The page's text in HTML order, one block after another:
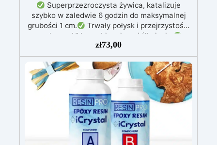
Superprzezroczysta żywica, katalizuje
szybko w zaledwie 6 godzin do maksymalnej
grubości 1 cm.
Trwały połysk i przejrzystość,
z ochroną UV zapobiegającą żółknięciu.
Bezpieczna, certyfikowana BPA Free, bez
rozpuszczalników i bezzapachowa,
wyprodukowana w 100% we Włoszech.
Łatwa
w użyciu (stosunek 2:1) i obróbce, o niskiej
lepkości, co zmniejsza powstawanie
pęcherzyków powietrza.
Idealna do biżuterii,
małych odlewów, dekoracji i szybkiej
prototypizacji.
zł73,00